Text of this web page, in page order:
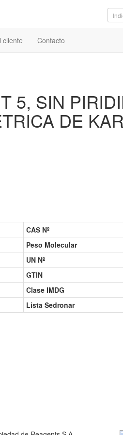
cliente Contacto
5, SIN
DE
CAS Nº
Peso Molecular
UN Nº
GTIN
Clase IMDG
Lista Sedronar